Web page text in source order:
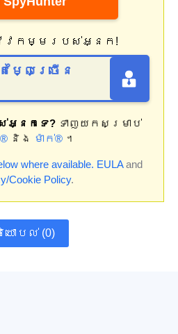
វកម្មរបស់អ្នក!
លៃច្រើន
អ្នកទេ?ទាញយកសម្រាប់
និង ម៉ាក់® ។
where available. EULAand
Cookie Policy.
ោបល់ (0)